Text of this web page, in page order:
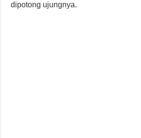
dipotong ujungnya.